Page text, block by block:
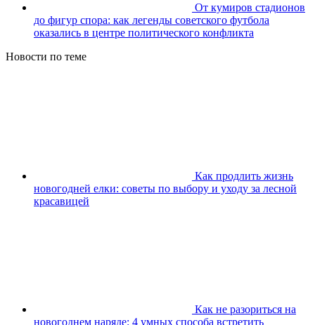
От кумиров стадионов
до фигур спора: как легенды советского футбола
оказались в центре политического конфликта
Новости по теме
Как продлить жизнь
новогодней елки: советы по выбору и уходу за лесной
красавицей
Как не разориться на
новогоднем наряде: 4 умных способа встретить